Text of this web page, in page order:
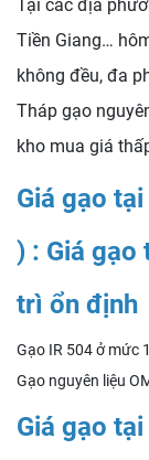
Tại các địa
Tiền Giang…
không đều, đa
Tháp gạo
kho mua giá
Giá gạo
) : Giá gạo
trì ổn định
Gạo IR 504 ở mức
Gạo nguyên liệu
Giá gạo